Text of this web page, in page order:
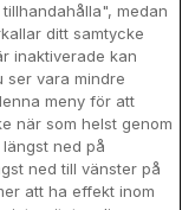
medan
ditt samtycke
inaktiverade kan
ser vara mindre
meny för att
när som helst genom
ned på
ned till vänster på
att ha effekt inom